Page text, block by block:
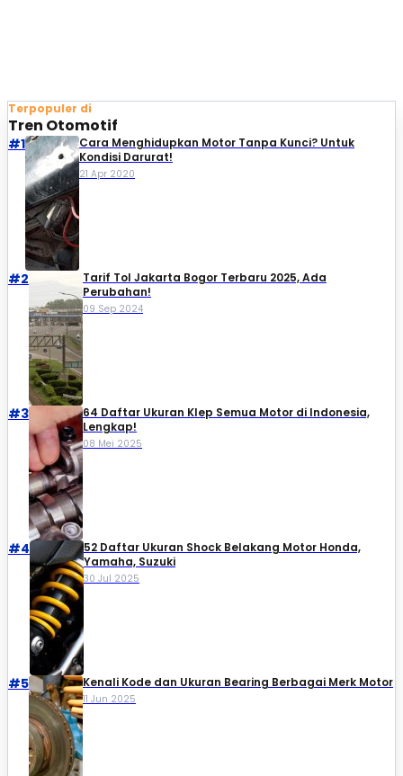
Terpopuler di
Tren Otomotif
#1
Cara Menghidupkan Motor Tanpa Kunci? Untuk
Kondisi Darurat!
21 Apr 2020
#2
Tarif Tol Jakarta Bogor Terbaru 2025, Ada
Perubahan!
09 Sep 2024
#3
64 Daftar Ukuran Klep Semua Motor di Indonesia,
Lengkap!
08 Mei 2025
#4
52 Daftar Ukuran Shock Belakang Motor Honda,
Yamaha, Suzuki​
30 Jul 2025
#5 Kenali Kode dan Ukuran Bearing Berbagai Merk Motor
11 Jun 2025